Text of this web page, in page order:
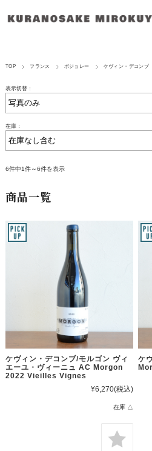
TOP フランス ボジョレー ケヴィン・デコンブ
表示切替：
在庫：
6件中1件～6件を表示
商品一覧
ケヴィン・デコンブ/モルゴン ヴィ
エーユ・ヴィーニュ AC Morgon
2022 Vieilles Vignes
¥6,270(税込)
在庫 △
ケ